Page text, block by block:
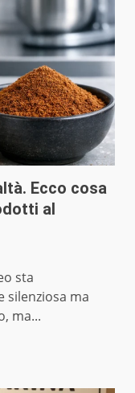
Ecco cosa
al
sta
silenziosa ma
ma...